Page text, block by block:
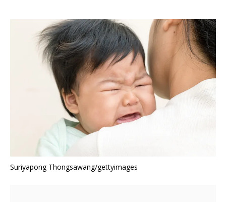
Suriyapong Thongsawang/gettyimages